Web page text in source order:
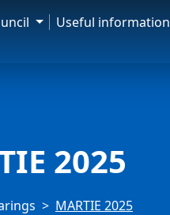
Useful information
2025
MARTIE 2025